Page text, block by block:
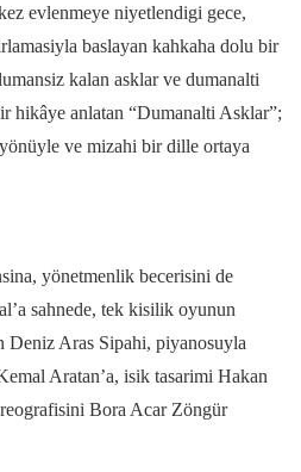
evlenmeye niyetlendigi gece,
baslayan kahkaha dolu bir
kalan asklar ve dumanalti
hikâye anlatan “Dumanalti Asklar”;
ve mizahi bir dille ortaya
yönetmenlik becerisini de
sahnede, tek kisilik oyunun
Deniz Aras Sipahi, piyanosuyla
Aratan’a, isik tasarimi Hakan
Bora Acar Zöngür